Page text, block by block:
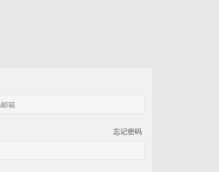
忘记密码